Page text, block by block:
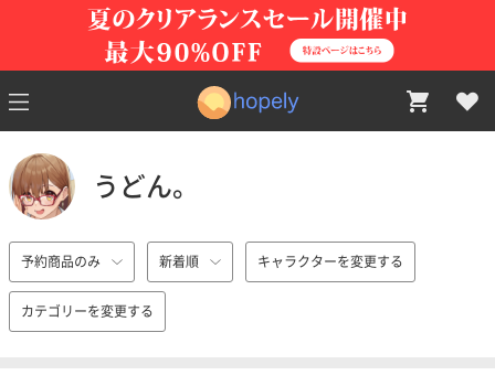
うどん。
予約商品のみ 新着順 キャラクターを変更する
カテゴリーを変更する